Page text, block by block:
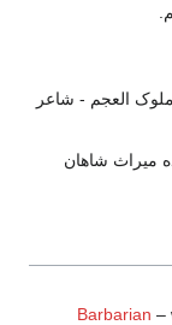
العجم - شاعر
میراث شاهان
Barbarian –